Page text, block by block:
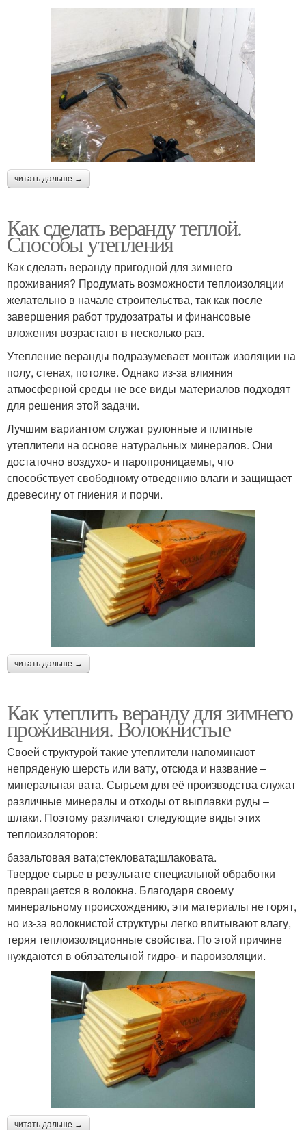
читать дальше →
Как сделать веранду теплой.
Способы утепления
Как сделать веранду пригодной для зимнего
проживания? Продумать возможности теплоизоляции
желательно в начале строительства, так как после
завершения работ трудозатраты и финансовые
вложения возрастают в несколько раз.
Утепление веранды подразумевает монтаж изоляции на
полу, стенах, потолке. Однако из-за влияния
атмосферной среды не все виды материалов подходят
для решения этой задачи.
Лучшим вариантом служат рулонные и плитные
утеплители на основе натуральных минералов. Они
достаточно воздухо- и паропроницаемы, что
способствует свободному отведению влаги и защищает
древесину от гниения и порчи.
читать дальше →
Как утеплить веранду для зимнего
проживания. Волокнистые
Своей структурой такие утеплители напоминают
непряденую шерсть или вату, отсюда и название –
минеральная вата. Сырьем для её производства служат
различные минералы и отходы от выплавки руды –
шлаки. Поэтому различают следующие виды этих
теплоизоляторов:
базальтовая вата;стекловата;шлаковата.
Твердое сырье в результате специальной обработки
превращается в волокна. Благодаря своему
минеральному происхождению, эти материалы не горят,
но из-за волокнистой структуры легко впитывают влагу,
теряя теплоизоляционные свойства. По этой причине
нуждаются в обязательной гидро- и пароизоляции.
читать дальше →